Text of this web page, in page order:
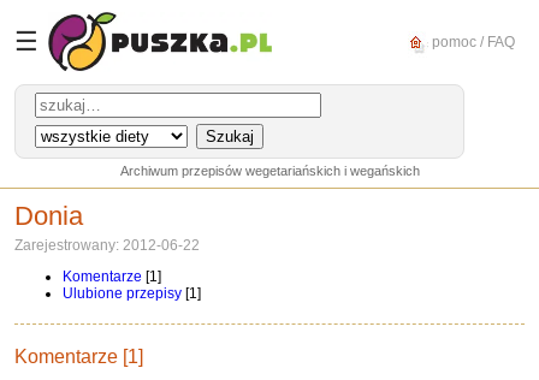
☰ pomoc / FAQ
Archiwum przepisów wegetariańskich i wegańskich
Donia
Zarejestrowany: 2012-06-22
Komentarze [1]
Ulubione przepisy [1]
Komentarze [1]